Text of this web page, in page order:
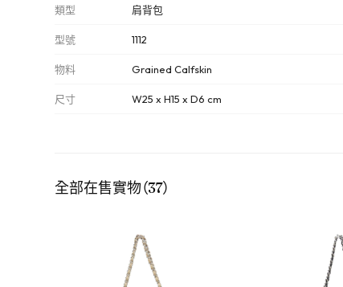
類型 肩背包
型號 1112
物料 Grained Calfskin
尺寸 W25 x H15 x D6 cm
全部在售實物（37）